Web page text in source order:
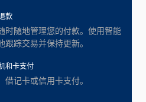
款
时随地管理您的付款。使用智能
踪交易并保持更新。
和卡支付
记卡或信用卡支付。